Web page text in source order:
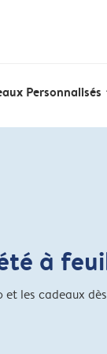
Personnalisés
à
les cadeaux